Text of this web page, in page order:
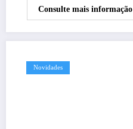
Consulte mais informação
Novidades